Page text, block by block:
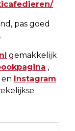
pas goed
gemakkelijk
,
en Instagram